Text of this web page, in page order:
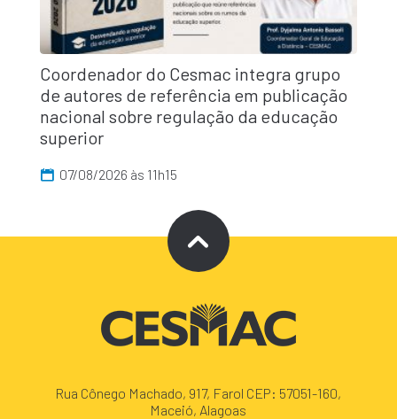
Coordenador do Cesmac integra grupo
de autores de referência em publicação
nacional sobre regulação da educação
superior
07/08/2026 às 11h15
Rua Cônego Machado, 917, Farol CEP: 57051-160,
Maceió, Alagoas